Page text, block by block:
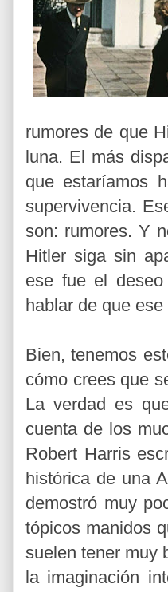
rumores de que
luna. El más
que estaríamos
supervivencia.
son: rumores. Y
Hitler siga sin
ese fue el
hablar de que
Bien, tenemos
cómo crees que
La verdad es
cuenta de los
Robert Harris
histórica de una
demostró muy
tópicos manidos
suelen tener muy
la imaginación